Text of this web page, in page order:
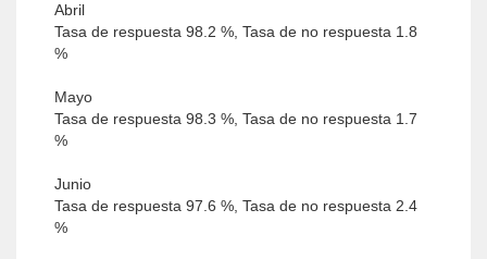
Abril
Tasa de respuesta 98.2 %, Tasa de no respuesta 1.8
%
Mayo
Tasa de respuesta 98.3 %, Tasa de no respuesta 1.7
%
Junio
Tasa de respuesta 97.6 %, Tasa de no respuesta 2.4
%